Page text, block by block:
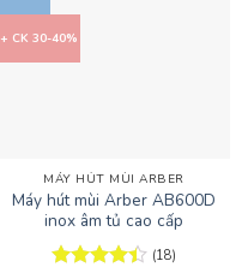
+ CK 30-40%
MÁY HÚT MÙI ARBER
Máy hút mùi Arber AB600D
inox âm tủ cao cấp
(18)